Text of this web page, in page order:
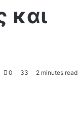
και
0 33 2 minutes read